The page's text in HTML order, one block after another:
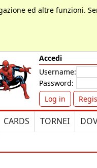
ed altre funzioni.
Accedi
Username:
Password:
Log in
CARDS TORNEI